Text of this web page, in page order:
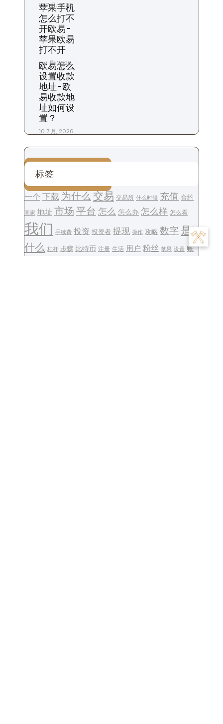
12 7 月, 2026
苹果手机
怎么打不
开欧易-
苹果欧易
打不开
11 7 月, 2026
欧易怎么
设置收款
地址-欧
易收款地
址如何设
置？
10 7 月, 2026
标签
一个 下载 为什么 交易 交易所 什么时候 充值 合约
商家 地址 市场 平台 怎么 怎么办 怎么样 怎么看
我们 手续费 投资 投资者 提现 操作 攻略 数字 是
什么 杠杆 步骤 比特币 注册 生活 用户 粉丝 苹果 设置 账